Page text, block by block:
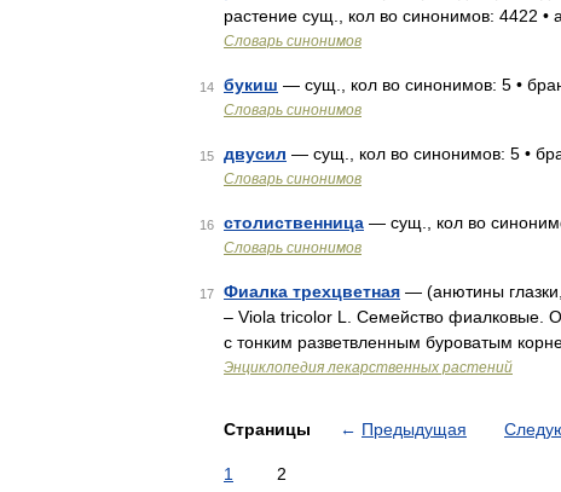
растение сущ., кол во синонимов: 4422 •
Словарь синонимов
14 букиш — сущ., кол во синонимов: 5 •
Словарь синонимов
15 двусил — сущ., кол во синонимов: 5 •
Словарь синонимов
16 столиственница — сущ., кол во
Словарь синонимов
17 Фиалка трехцветная — (анютины
– Viola tricolor L. Семейство фиалковые.
с тонким разветвленным буроватым
Энциклопедия лекарственных растений
Страницы ← Предыдущая
1 2